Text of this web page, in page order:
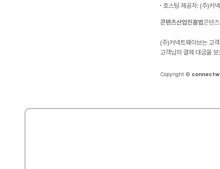
호스팅 제공자: (주)커
콘텐츠산업진흥법콘텐
(주)커넥트웨이브는 고
고객님의 결제 대금을
Copyright ©